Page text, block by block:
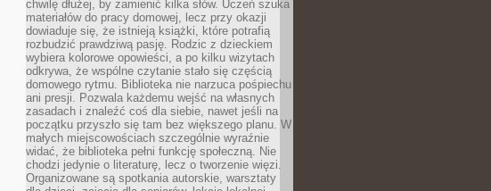
chwilę dłużej, by zamienić kilka słów. Uczeń szuka
materiałów do pracy domowej, lecz przy okazji
dowiaduje się, że istnieją książki, które potrafią
rozbudzić prawdziwą pasję. Rodzic z dzieckiem
wybiera kolorowe opowieści, a po kilku wizytach
odkrywa, że wspólne czytanie stało się częścią
domowego rytmu. Biblioteka nie narzuca pośpiechu
ani presji. Pozwala każdemu wejść na własnych
zasadach i znaleźć coś dla siebie, nawet jeśli na
początku przyszło się tam bez większego planu. W
małych miejscowościach szczególnie wyraźnie
widać, że biblioteka pełni funkcję społeczną. Nie
chodzi jedynie o literaturę, lecz o tworzenie więzi.
Organizowane są spotkania autorskie, warsztaty